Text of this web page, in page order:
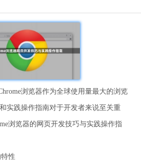
浏览器作为全球使用量最大的浏览
实践操作指南对于开发者来说至关重
浏览器的网页开发技巧与实践操作指
性